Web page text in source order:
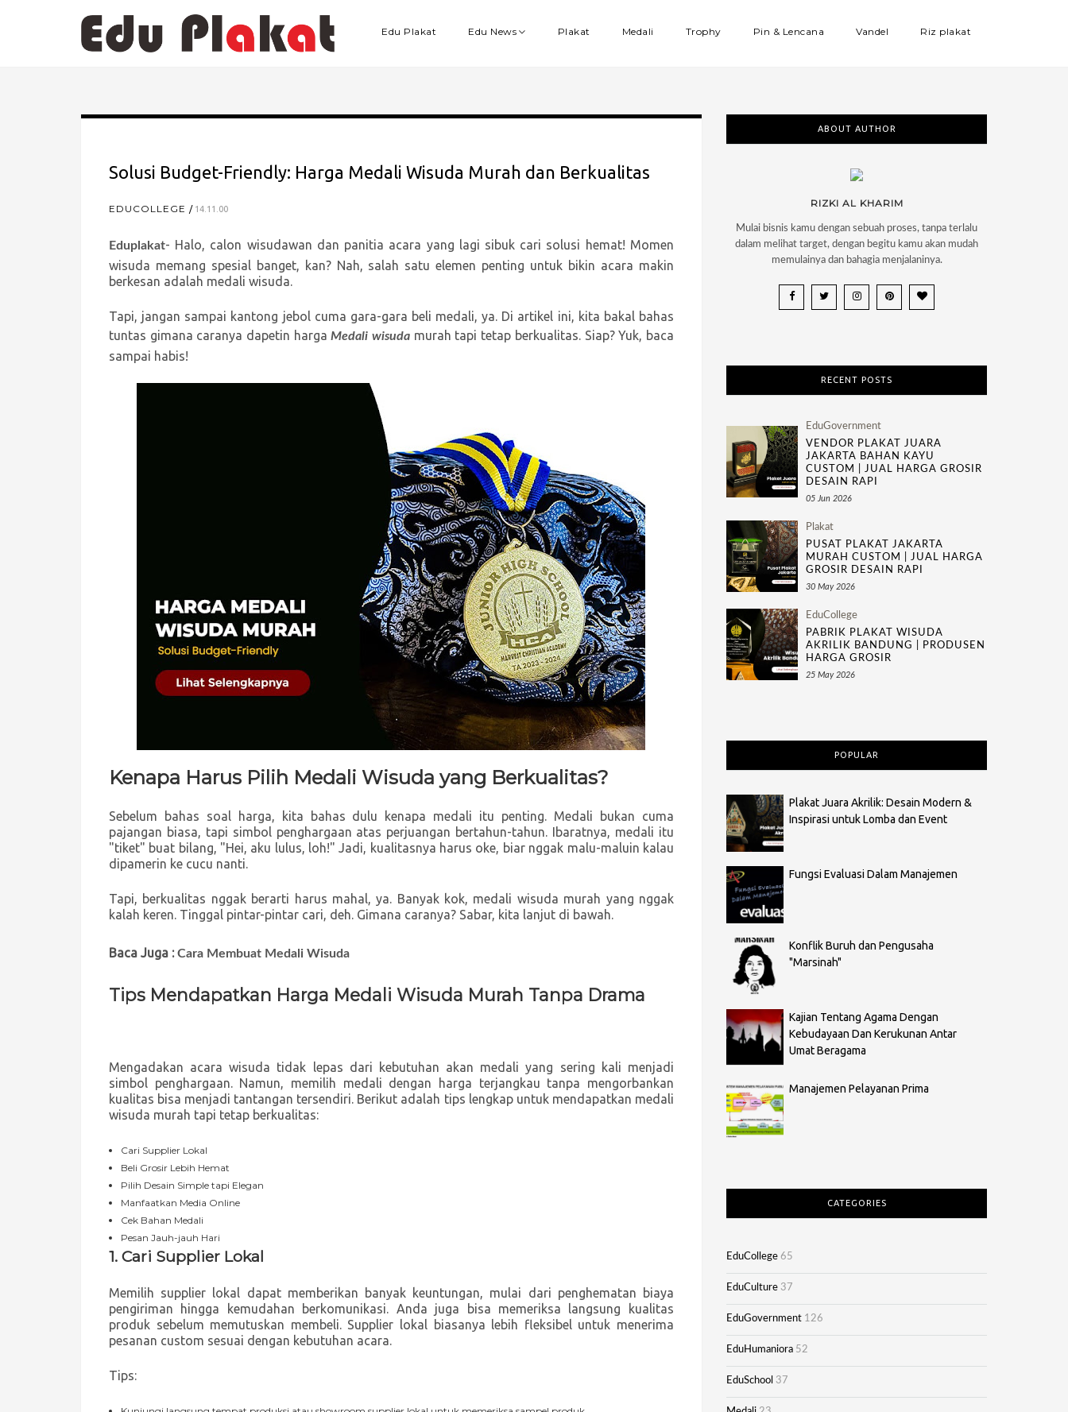
Edu Plakat Edu News Plakat Medali Trophy Pin & Lencana Vandel Riz plakat
Solusi Budget-Friendly: Harga Medali Wisuda Murah dan Berkualitas
EDUCOLLEGE 14.11.00
Eduplakat- Halo, calon wisudawan dan panitia acara yang lagi sibuk cari solusi hemat! Momen
wisuda memang spesial banget, kan? Nah, salah satu elemen penting untuk bikin acara makin
berkesan adalah medali wisuda.
Tapi, jangan sampai kantong jebol cuma gara-gara beli medali, ya. Di artikel ini, kita bakal bahas
tuntas gimana caranya dapetin hargaMedali wisuda murah tapi tetap berkualitas. Siap? Yuk, baca
sampai habis!
Kenapa Harus Pilih Medali Wisuda yang Berkualitas?
Sebelum bahas soal harga, kita bahas dulu kenapa medali itu penting. Medali bukan cuma
pajangan biasa, tapi simbol penghargaan atas perjuangan bertahun-tahun. Ibaratnya, medali itu
"tiket" buat bilang, "Hei, aku lulus, loh!" Jadi, kualitasnya harus oke, biar nggak malu-maluin kalau
dipamerin ke cucu nanti.
Tapi, berkualitas nggak berarti harus mahal, ya. Banyak kok, medali wisuda murah yang nggak
kalah keren. Tinggal pintar-pintar cari, deh. Gimana caranya? Sabar, kita lanjut di bawah.
Baca Juga :Cara Membuat Medali Wisuda
Tips Mendapatkan Harga Medali Wisuda Murah Tanpa Drama
Mengadakan acara wisuda tidak lepas dari kebutuhan akan medali yang sering kali menjadi
simbol penghargaan. Namun, memilih medali dengan harga terjangkau tanpa mengorbankan
kualitas bisa menjadi tantangan tersendiri. Berikut adalah tips lengkap untuk mendapatkan medali
wisuda murah tapi tetap berkualitas:
Cari Supplier Lokal
Beli Grosir Lebih Hemat
Pilih Desain Simple tapi Elegan
Manfaatkan Media Online
Cek Bahan Medali
Pesan Jauh-jauh Hari
1. Cari Supplier Lokal
Memilih supplier lokal dapat memberikan banyak keuntungan, mulai dari penghematan biaya
pengiriman hingga kemudahan berkomunikasi. Anda juga bisa memeriksa langsung kualitas
produk sebelum memutuskan membeli. Supplier lokal biasanya lebih fleksibel untuk menerima
pesanan custom sesuai dengan kebutuhan acara.
Tips:
ABOUT AUTHOR
RIZKI AL KHARIM
Mulai bisnis kamu dengan sebuah proses, tanpa terlalu
dalam melihat target, dengan begitu kamu akan mudah
memulainya dan bahagia menjalaninya.
RECENT POSTS
EduGovernment
VENDOR PLAKAT JUARA
JAKARTA BAHAN KAYU
CUSTOM | JUAL HARGA GROSIR
DESAIN RAPI
05 Jun 2026
Plakat
PUSAT PLAKAT JAKARTA
MURAH CUSTOM | JUAL HARGA
GROSIR DESAIN RAPI
30 May 2026
EduCollege
PABRIK PLAKAT WISUDA
AKRILIK BANDUNG | PRODUSEN
HARGA GROSIR
25 May 2026
POPULAR
Plakat Juara Akrilik: Desain Modern &
Inspirasi untuk Lomba dan Event
Fungsi Evaluasi Dalam Manajemen
Konflik Buruh dan Pengusaha
"Marsinah"
Kajian Tentang Agama Dengan
Kebudayaan Dan Kerukunan Antar
Umat Beragama
Manajemen Pelayanan Prima
CATEGORIES
EduCollege 65
EduCulture 37
EduGovernment 126
EduHumaniora 52
EduSchool 37